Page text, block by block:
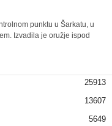
punktu u Šarkatu, u
Izvadila je oružje ispod
25913
13607
5649